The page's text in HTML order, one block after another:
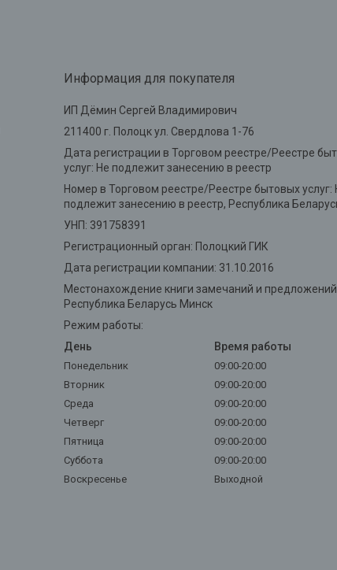
Информация для покупателя
ИП Дёмин Сергей Владимирович
211400 г. Полоцк ул. Свердлова 1-76
Дата регистрации в Торговом реестре/Реестре
услуг: Не подлежит занесению в реестр
Номер в Торговом реестре/Реестре бытовых услуг:
подлежит занесению в реестр, Республика
УНП: 391758391
Регистрационный орган: Полоцкий ГИК
Дата регистрации компании: 31.10.2016
Местонахождение книги замечаний и
Республика Беларусь Минск
Режим работы:
День
Время работы
Понедельник
09:00-20:00
Вторник
09:00-20:00
Среда
09:00-20:00
Четверг
09:00-20:00
Пятница
09:00-20:00
Суббота
09:00-20:00
Воскресенье
Выходной